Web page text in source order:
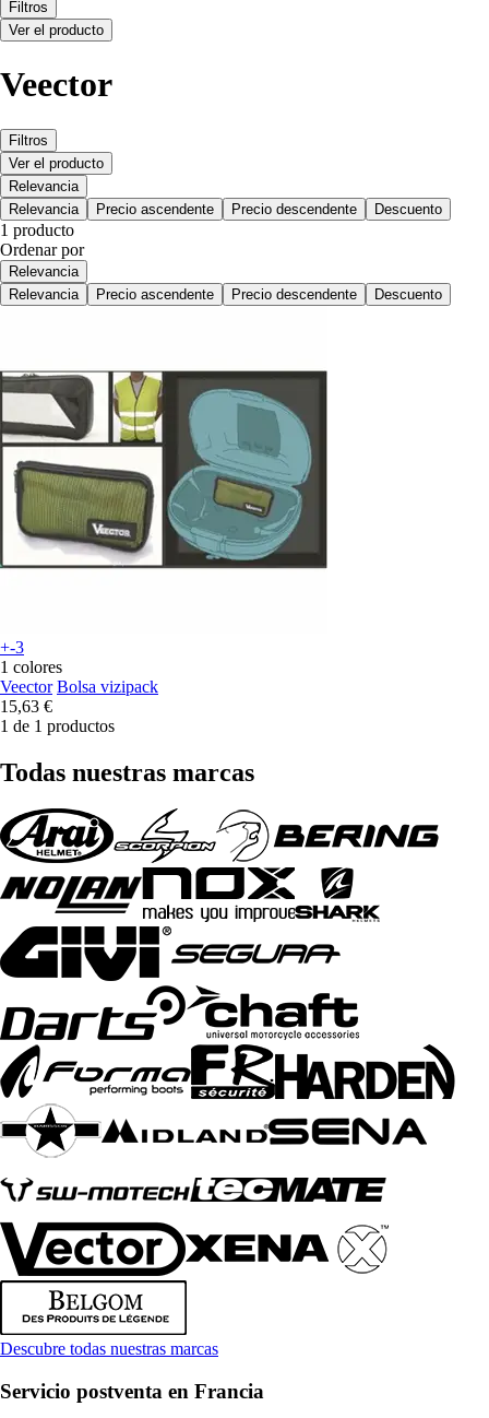
Filtros
Ver el producto
Veector
Filtros
Ver el producto
Relevancia
Relevancia
Precio ascendente Precio descendente Descuento
1 producto
Ordenar por
Relevancia
Relevancia
Precio ascendente Precio descendente Descuento
+-3
1 colores
Veector Bolsa vizipack
15,63 €
1 de 1 productos
Todas nuestras marcas
Descubre todas nuestras marcas
Servicio postventa en Francia